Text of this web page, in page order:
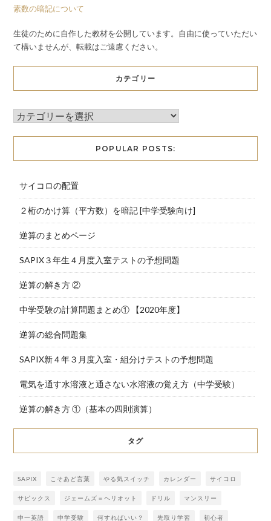
素数の暗記について
生徒のために自作した教材を公開しています。自由に使っていただい
て構いませんが、転載はご遠慮ください。
カテゴリー
POPULAR POSTS:
サイコロの配置
２桁のかけ算（平方数）を暗記 [中学受験向け]
逆算のまとめページ
SAPIX３年生４月度入室テストの予想問題
逆算の解き方 ②
中学受験の計算問題まとめ① 【2020年度】
逆算の総合問題集
SAPIX新４年３月度入室・組分けテストの予想問題
電気を通す水溶液と通さない水溶液の覚え方（中学受験）
逆算の解き方 ①（基本の四則演算）
タグ
SAPIX こそあど言葉 やる気スイッチ カレンダー サイコロ
サピックス ジェームズ＝ヘリオット ドリル マンスリー
中一英語 中学受験 何すればいい？ 先取り学習 初心者